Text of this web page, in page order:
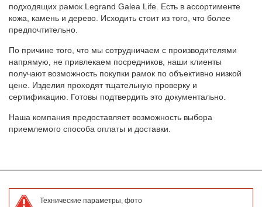
подходящих рамок Legrand Galea Life. Есть в ассортименте
кожа, камень и дерево. Исходить стоит из того, что более
предпочтительно.
По причине того, что мы сотрудничаем с производителями
напрямую, не привлекаем посредников, наши клиенты
получают возможность покупки рамок по объективно низкой
цене. Изделия проходят тщательную проверку и
сертификацию. Готовы подтвердить это документально.
Наша компания предоставляет возможность выбора
приемлемого способа оплаты и доставки.
Технические параметры, фото